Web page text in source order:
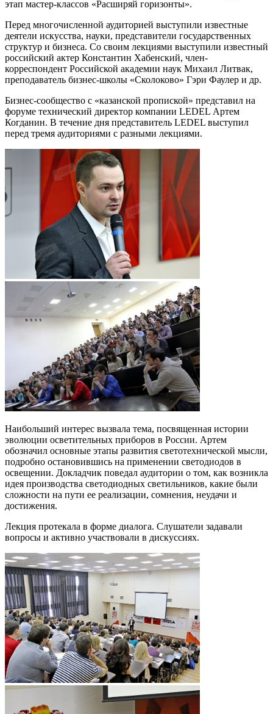
этап мастер-классов «Расширяй горизонты».
Перед многочисленной аудиторией выступили известные
деятели искусства, науки, представители государственных
структур и бизнеса. Со своим лекциями выступили известный
российский актер Константин Хабенский, член-
корреспондент Российской академии наук Михаил Литвак,
преподаватель бизнес-школы «Сколоково» Гэри Фаулер и др.
Бизнес-сообщество с «казанской пропиской» представил на
форуме технический директор компании LEDEL Артем
Когданин. В течение дня представитель LEDEL выступил
перед тремя аудиториями с разными лекциями.
Наибольший интерес вызвала тема, посвященная истории
эволюции осветительных приборов в России. Артем
обозначил основные этапы развития светотехнической мысли,
подробно остановившись на применении светодиодов в
освещении. Докладчик поведал аудитории о том, как возникла
идея производства светодиодных светильников, какие были
сложности на пути ее реализации, сомнения, неудачи и
достижения.
Лекция протекала в форме диалога. Слушатели задавали
вопросы и активно участвовали в дискуссиях.